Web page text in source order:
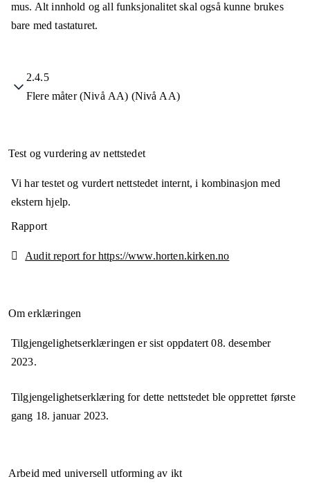
mus. Alt innhold og all funksjonalitet skal også kunne brukes
bare med tastaturet.
2.4.5
Flere måter (Nivå AA) (Nivå AA)
Test og vurdering av nettstedet
Vi har testet og vurdert nettstedet internt, i kombinasjon med
ekstern hjelp.
Rapport
Audit report for https://www.horten.kirken.no
Om erklæringen
Tilgjengelighetserklæringen er sist oppdatert08. desember
2023.
Tilgjengelighetserklæring for dette nettstedet ble opprettet første
gang 18. januar 2023.
Arbeid med universell utforming av ikt